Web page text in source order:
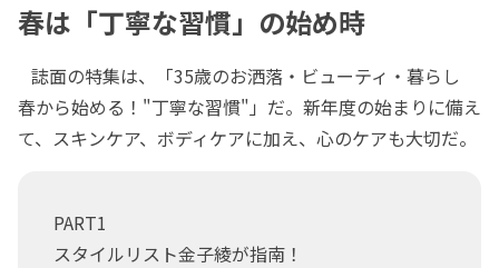
春は「丁寧な習慣」の始め時
誌面の特集は、「35歳のお洒落・ビューティ・暮らし
春から始める！"丁寧な習慣"」だ。新年度の始まりに備え
て、スキンケア、ボディケアに加え、心のケアも大切だ。
PART1
スタイルリスト金子綾が指南！